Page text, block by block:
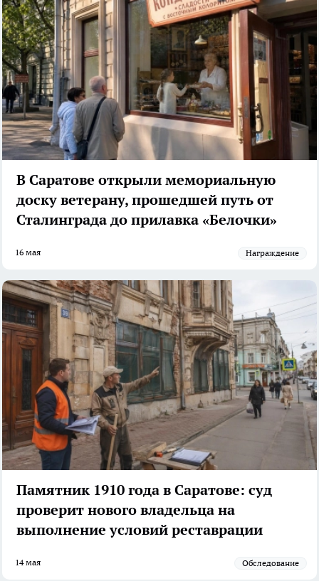
В Саратове открыли мемориальную
доску ветерану, прошедшей путь от
Сталинграда до прилавка «Белочки»
16 мая Награждение
Памятник 1910 года в Саратове: суд
проверит нового владельца на
выполнение условий реставрации
14 мая обследование